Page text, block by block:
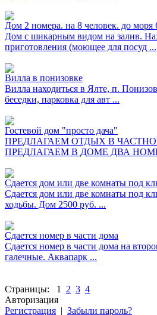
Дом 2 номера. на 8 человек. до моря
Дом с шикарным видом на залив.
приготовления (моющее для посуд ...
Вилла в понизовке
Вилла находиться в Ялте, п.
беседки, парковка для авт ...
Гостевой дом "просто дача"
ПРЕДЛАГАЕМ ОТДЫХ В ЧАСТНОМ
ПРЕДЛАГАЕМ В ДОМЕ ДВА
Сдается дом или две комнаты под
Сдается дом или две комнаты под
ходьбы. Дом 2500 руб. ...
Сдается номер в части дома
Сдается номер в части дома на
галечные. Аквапарк ...
Страницы: 1 2 3 4
Авторизация
Регистрация | Забыли пароль?